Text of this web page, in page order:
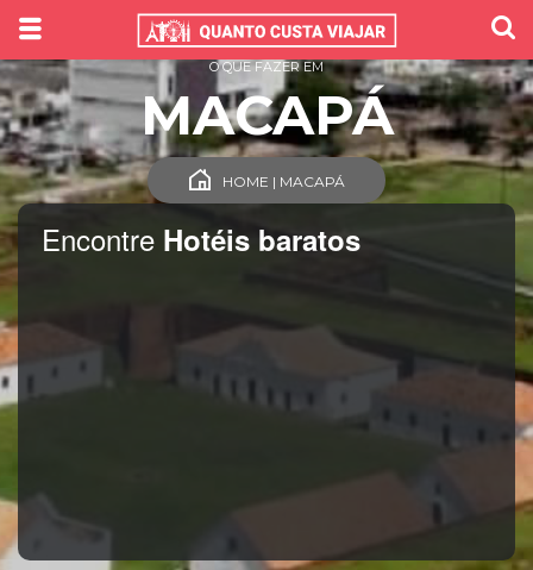
Encontre Hotéis baratos
O QUE FAZER EM
MACAPÁ
HOME | MACAPÁ